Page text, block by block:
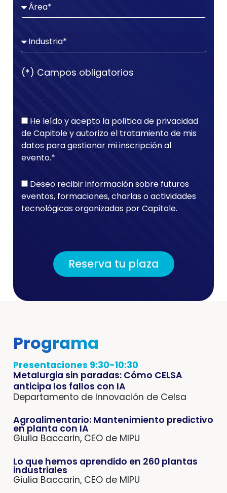
(*) Campos obligatorios
He leído y acepto la política de privacidad
de Capitole y autorizo el tratamiento de mis
datos para gestionar mi inscripción al
evento.*
Deseo recibir información sobre futuros
eventos, formaciones, charlas o actividades
tecnológicas organizadas por Capitole.
Reserva tu plaza
Programa
Presentaciones 9:30-10:30
Metalurgia sin paradas: Cómo CELSA
anticipa los fallos con IA
Departamento de Innovación de Celsa
Agroalimentario: Mantenimiento predictivo
en planta con IA
Giulia Baccarin, CEO de MIPU
Lo que hemos aprendido en 260 plantas
industriales
Giulia Baccarin, CEO de MIPU